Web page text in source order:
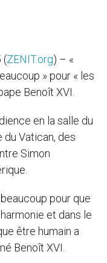
(ZENIT.org) – «
» pour « les
Benoît XVI.
en la salle du
Vatican, des
Simon
pour que
et dans le
être humain a
Benoît XVI.